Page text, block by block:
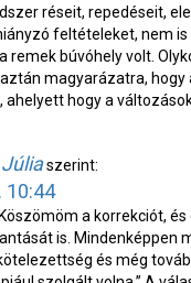
réseit, repedéseit,
feltételeket, nem
remek búvóhely volt.
magyarázatra,
hogy a
szerint:
10:44
a korrekciót,
is. Mindenképpen
és még